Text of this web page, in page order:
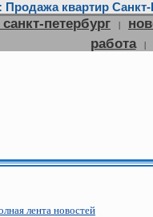
квартир
петербург |
работа
|
лента новостей